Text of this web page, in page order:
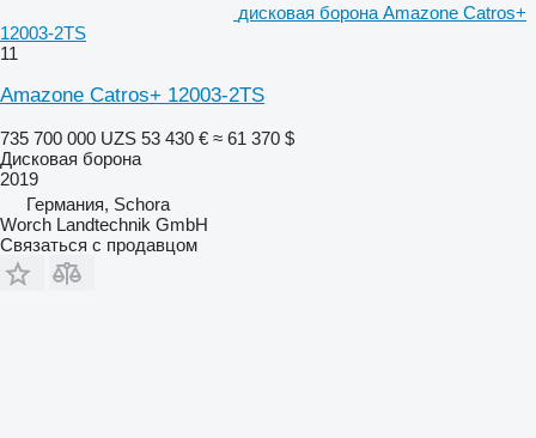
дисковая борона Amazone Catros+
12003-2TS
11
Amazone Catros+ 12003-2TS
735 700 000 UZS 53 430 € ≈ 61 370 $
Дисковая борона
2019
Германия, Schora
Worch Landtechnik GmbH
Связаться с продавцом